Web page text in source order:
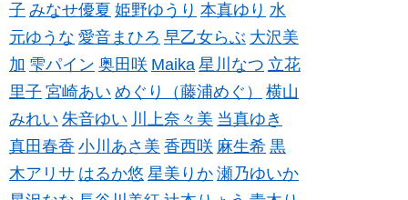
子 みなせ優夏 姫野ゆうり 本真ゆり 水
元ゆうな 愛音まひろ 早乙女らぶ 大沢美
加 雫パイン 奥田咲 Maika 星川なつ 立花
里子 宮崎あい めぐり（藤浦めぐ）
横山
みれい 朱音ゆい 川上奈々美 当真ゆき
真田春香 小川あさ美 香西咲 麻生希 黒
木アリサ はるか悠 星美りか 瀬乃ゆいか